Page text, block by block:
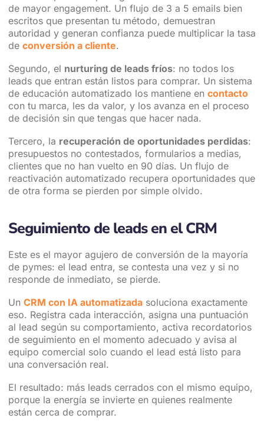
de mayor engagement. Un flujo de 3 a 5 emails bien
escritos que presentan tu método, demuestran
autoridad y generan confianza puede multiplicar la tasa
de conversión a cliente.
Segundo, el nurturing de leads fríos: no todos los
leads que entran están listos para comprar. Un sistema
de educación automatizado los mantiene en contacto
con tu marca, les da valor, y los avanza en el proceso
de decisión sin que tengas que hacer nada.
Tercero, la recuperación de oportunidades perdidas:
presupuestos no contestados, formularios a medias,
clientes que no han vuelto en 90 días. Un flujo de
reactivación automatizado recupera oportunidades que
de otra forma se pierden por simple olvido.
Seguimiento de leads en el CRM
Este es el mayor agujero de conversión de la mayoría
de pymes: el lead entra, se contesta una vez y si no
responde de inmediato, se pierde.
Un CRM con IA automatizada soluciona exactamente
eso. Registra cada interacción, asigna una puntuación
al lead según su comportamiento, activa recordatorios
de seguimiento en el momento adecuado y avisa al
equipo comercial solo cuando el lead está listo para
una conversación real.
El resultado: más leads cerrados con el mismo equipo,
porque la energía se invierte en quienes realmente
están cerca de comprar.